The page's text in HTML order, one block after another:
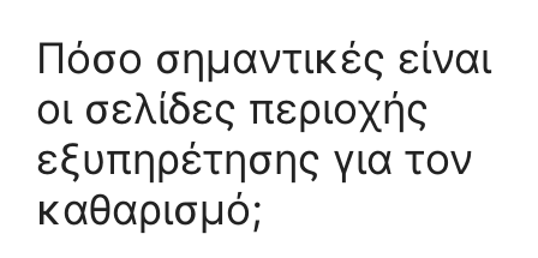
Πόσο σημαντικές είναι
οι σελίδες περιοχής
εξυπηρέτησης για τον
καθαρισμό;